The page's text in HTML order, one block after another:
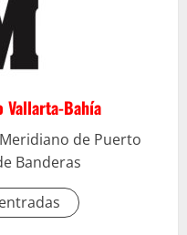
Vallarta-Bahía
de Puerto
Banderas